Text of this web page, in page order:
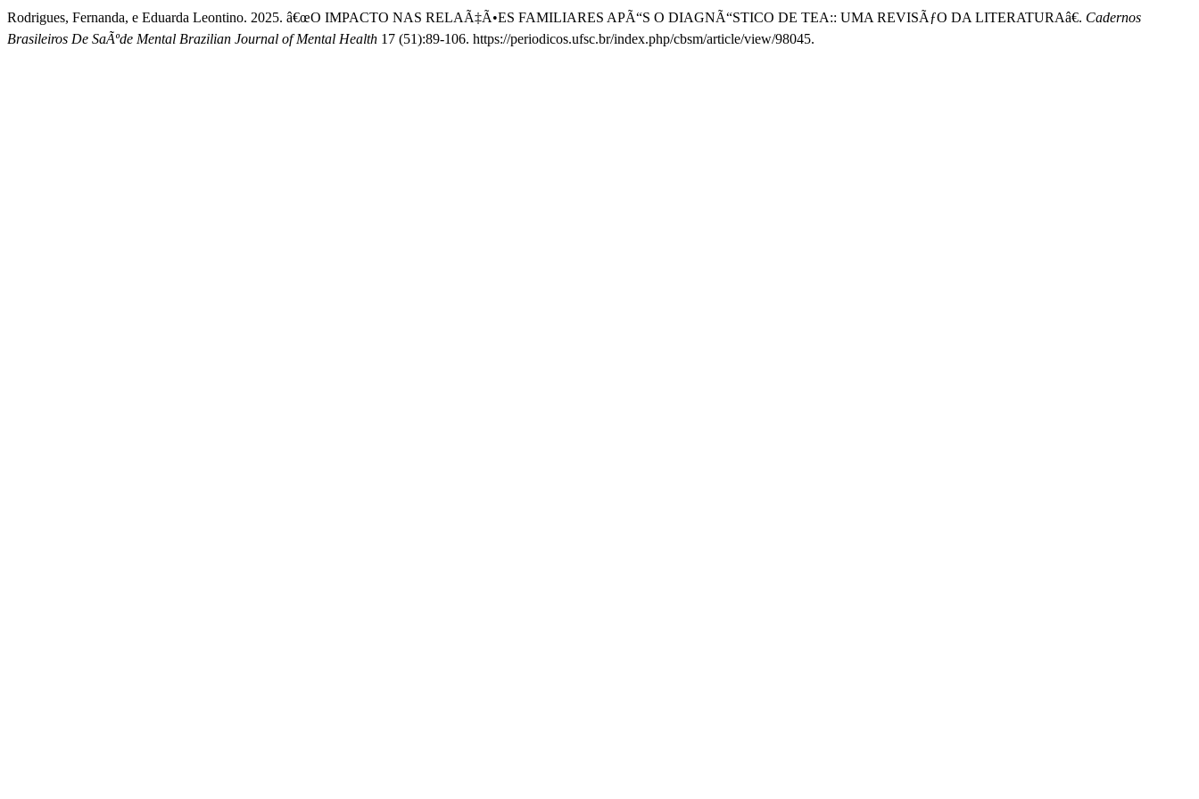
Rodrigues, Fernanda, e Eduarda Leontino. 2025. â€œO IMPACTO NAS RELAÃ‡Ã•ES FAMILIARES APÃ“S O DIAGNÃ“STICO DE TEA:: UMA REVISÃƒO DA LITERATURAâ€. Cadernos
Brasileiros De SaÃºde Mental Brazilian Journal of Mental Health 17 (51):89-106. https://periodicos.ufsc.br/index.php/cbsm/article/view/98045.